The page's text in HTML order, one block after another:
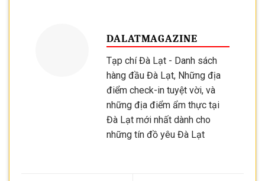
DALATMAGAZINE
Tạp chí Đà Lạt - Danh sách
hàng đầu Đà Lạt, Những địa
điểm check-in tuyệt vời, và
những địa điểm ẩm thực tại
Đà Lạt mới nhất dành cho
những tín đồ yêu Đà Lạt